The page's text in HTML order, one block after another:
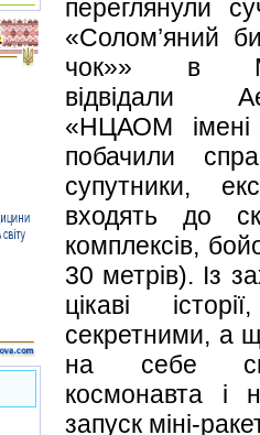
переглянули
«Солом’яний
чок»» в
відвідали
«НЦАОМ
побачили
супутники,
входять до
комплексів,
30 метрів). Із
цікаві
секретними, а
на себе
космонавта і
запуск міні-